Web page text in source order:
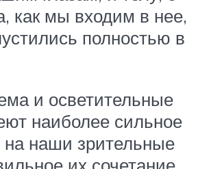
как мы входим в нее,
полностью в
и осветительные
наиболее сильное
на наши зрительные